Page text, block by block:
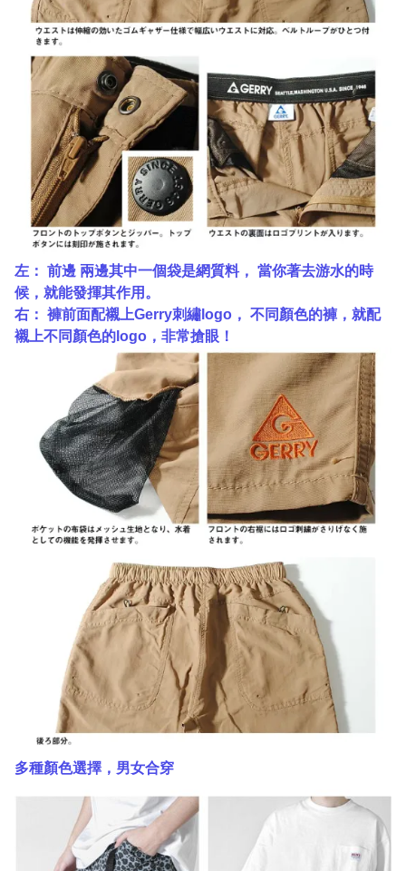
左： 前邊 兩邊其中一個袋是網質料， 當你著去游水的時
候，就能發揮其作用。
右： 褲前面配襯上Gerry刺繡logo， 不同顏色的褲，就配
襯上不同顏色的logo，非常搶眼！
多種顏色選擇，男女合穿